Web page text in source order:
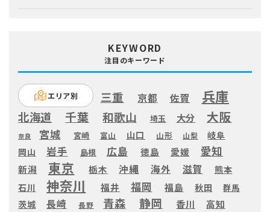
KEYWORD
注目のキーワード
エリア別 三重 京都 佐賀 兵庫
北海道 千葉 和歌山 埼玉 大分 大阪
奈良 宮城 宮崎 富山 山口 山形 山梨
岐阜
岡山
岩手 島根 広島 徳島 愛媛 愛知
新潟 東京 栃木 沖縄 海外 滋賀
熊本
石川
神奈川 福井 福岡 福島 秋田 群馬
茨城 長崎 長野 青森 静岡 香川 高知